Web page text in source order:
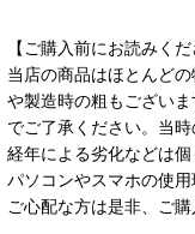
【ご購入前にお読みくだ
当店の商品はほとんど
や製造時の粗もござい
でご了承ください。当
経年による劣化などは
パソコンやスマホの使
ご心配な方は是非、ご